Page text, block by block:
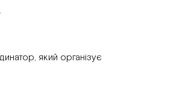
який організує